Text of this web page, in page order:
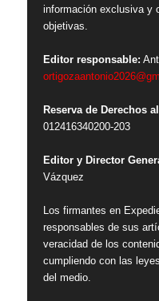
información exclusiva y
objetivas.
Editor responsable:
Reserva de Derechos
012416340200-203
Editor y Director
Vázquez
Los firmantes en
responsables de sus
veracidad de los
cumpliendo con las
del medio.